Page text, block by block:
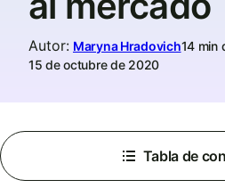
Autor: Maryna Hradovich14 min
15 de octubre de 2020
Tabla de